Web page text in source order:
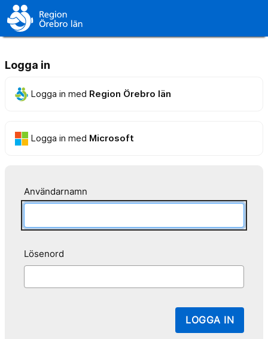
Logga in
Logga in med Region Örebro län
Logga in med Microsoft
Användarnamn
Lösenord
LOGGA IN